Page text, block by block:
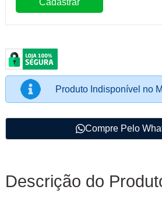
Produto Indisponível no
Compre Pelo
Descrição do